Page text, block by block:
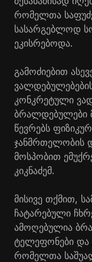
რომელთა
სასარგებლოდ
ეკისრებოდა.
გამოძიებით
კონკრეტული
ბრალდებულები
წევრებს
ჯანმრთელობის
მოსპობით
კიკნაძემ.
მისივე თქმით,
ჩატარებული
ამოღებულია
ტელეფონები და
რომელთა